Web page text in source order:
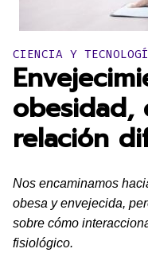
Publicado en:
CIENCIA Y
obesidad,
relación
Nos encaminamos
obesa y envejecida,
sobre cómo
fisiológico.